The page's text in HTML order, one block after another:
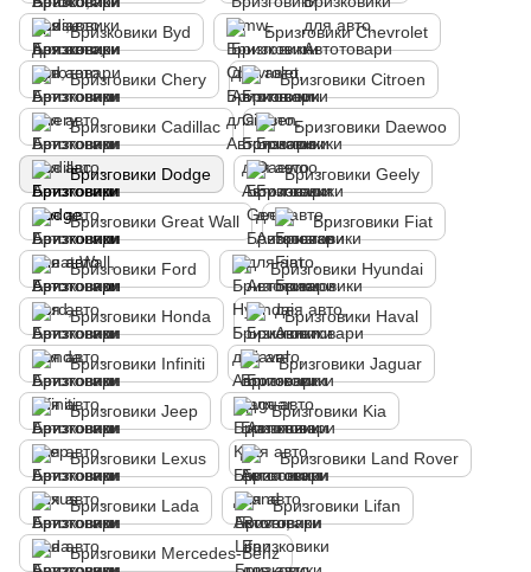
Бризковики Byd Бризговики Chevrolet
Бризговики Chery Бризговики Citroen
Бризговики Cadillac Бризговики Daewoo
Бризговики Dodge Бризговики Geely
Бризговики Great Wall Бризговики Fiat
Бризговики Ford Бризговики Hyundai
Бризговики Honda Бризговики Haval
Бризговики Infiniti Бризговики Jaguar
Бризговики Jeep Бризговики Kia
Бризговики Lexus Бризговики Land Rover
Бризговики Lada Бризговики Lifan
Бризговики Mercedes-Benz